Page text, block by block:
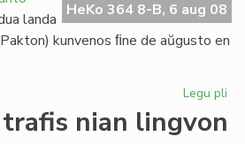
HeKo 364 8-B, 6 aug 08
landa
kunvenos ﬁne de aŭgusto en
Legu pli
nian lingvon